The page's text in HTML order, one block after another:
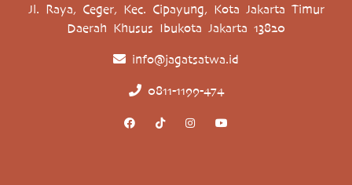
Jl. Raya, Ceger, Kec. Cipayung, Kota Jakarta Timur
Daerah Khusus Ibukota Jakarta 13820
info@jagatsatwa.id
0811-1199-474